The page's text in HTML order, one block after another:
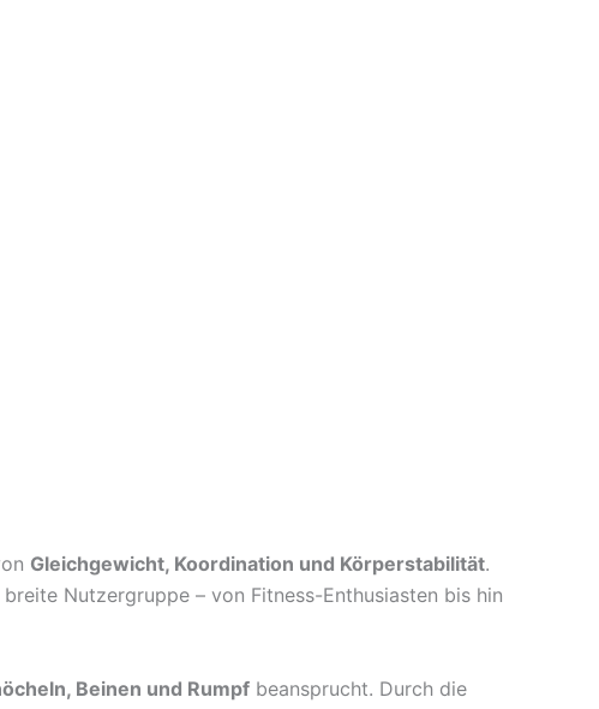
Gleichgewicht, Koordination und Körperstabilität.
Nutzergruppe – von Fitness-Enthusiasten bis hin
Beinen und Rumpf beansprucht. Durch die